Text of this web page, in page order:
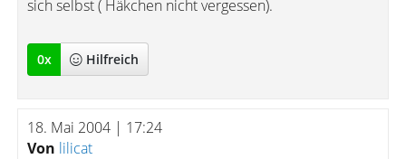
sich selbst ( Häkchen nicht vergessen).
0x Hilfreich
18. Mai 2004 | 17:24
Von lilicat